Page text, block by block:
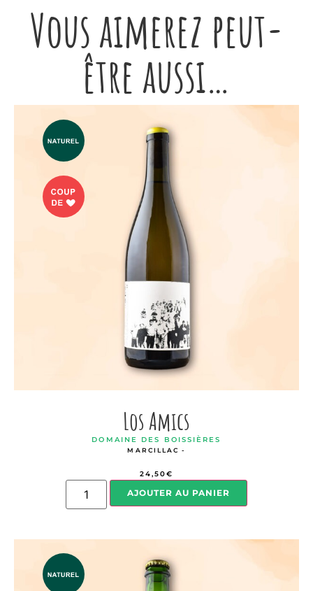
Vous aimerez peut-
être aussi…
Los Amics
DOMAINE DES BOISSIÈRES
MARCILLAC -
24,50€
AJOUTER AU PANIER